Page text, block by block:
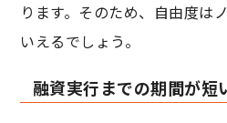
ります。そのため、自由度は
いえるでしょう。
融資実行までの期間が短